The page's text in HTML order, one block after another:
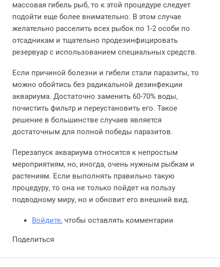
массовая гибель рыб, то к этой процедуре следует
подойти еще более внимательно. В этом случае
желательно расселить всех рыбок по 1-2 особи по
отсадникам и тщательно продезинфицировать
резервуар с использованием специальных средств.
Если причиной болезни и гибели стали паразиты, то
можно обойтись без радикальной дезинфекции
аквариума. Достаточно заменить 60-70% воды,
почистить фильтр и переустановить его. Такое
решение в большинстве случаев является
достаточным для полной победы паразитов.
Перезапуск аквариума относится к непростым
мероприятиям, но, иногда, очень нужным рыбкам и
растениям. Если выполнять правильно такую
процедуру, то она не только пойдет на пользу
подводному миру, но и обновит его внешний вид.
Войдите, чтобы оставлять комментарии
Поделиться